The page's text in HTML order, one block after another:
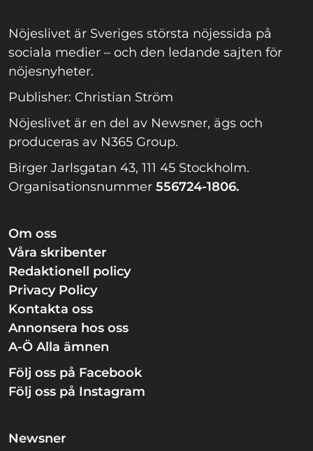
Nöjeslivet är Sveriges största nöjessida på
sociala medier – och den ledande sajten för
nöjesnyheter.
Publisher: Christian Ström
Nöjeslivet är en del av Newsner, ägs och
produceras av N365 Group.
Birger Jarlsgatan 43, 111 45 Stockholm.
Organisationsnummer 556724-1806.
Om oss
Våra skribenter
Redaktionell policy
Privacy Policy
Kontakta oss
Annonsera hos oss
A-Ö Alla ämnen
Följ oss på Facebook
Följ oss på Instagram
Newsner